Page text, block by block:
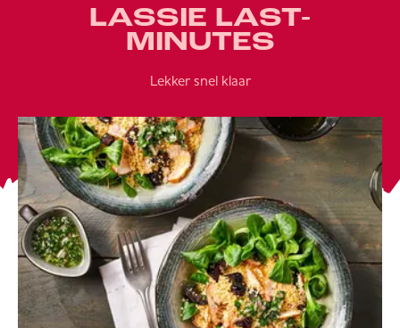
LASSIE LAST-
MINUTES
Lekker snel klaar